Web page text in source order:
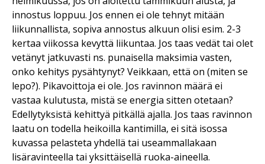
innostus loppuu. Jos ennen ei ole tehnyt mitään
liikunnallista, sopiva annostus alkuun olisi esim. 2-3
kertaa viikossa kevyttä liikuntaa. Jos taas vedät tai olet
vetänyt jatkuvasti ns. punaisella maksimia vasten,
onko kehitys pysähtynyt? Veikkaan, että on (miten se
lepo?). Pikavoittoja ei ole. Jos ravinnon määrä ei
vastaa kulutusta, mistä se energia sitten otetaan?
Edellytyksistä kehittyä pitkällä ajalla. Jos taas ravinnon
laatu on todella heikoilla kantimilla, ei sitä isossa
kuvassa pelasteta yhdellä tai useammallakaan
lisäravinteella tai yksittäisellä ruoka-aineella.